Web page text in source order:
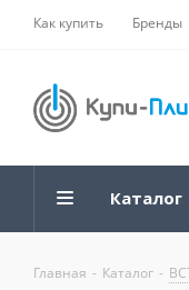
Как купить Бренды
Каталог
Главная - Каталог -